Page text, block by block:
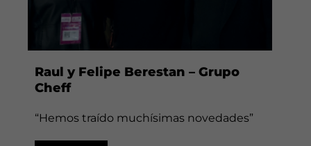
Raul y Felipe Berestan – Grupo
Cheff
“Hemos traído muchísimas novedades”